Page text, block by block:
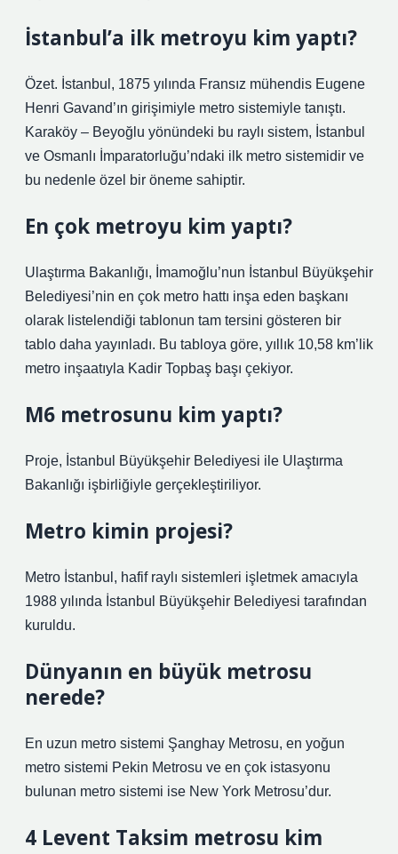
İstanbul’a ilk metroyu kim yaptı?
Özet. İstanbul, 1875 yılında Fransız mühendis Eugene
Henri Gavand’ın girişimiyle metro sistemiyle tanıştı.
Karaköy – Beyoğlu yönündeki bu raylı sistem, İstanbul
ve Osmanlı İmparatorluğu’ndaki ilk metro sistemidir ve
bu nedenle özel bir öneme sahiptir.
En çok metroyu kim yaptı?
Ulaştırma Bakanlığı, İmamoğlu’nun İstanbul Büyükşehir
Belediyesi’nin en çok metro hattı inşa eden başkanı
olarak listelendiği tablonun tam tersini gösteren bir
tablo daha yayınladı. Bu tabloya göre, yıllık 10,58 km’lik
metro inşaatıyla Kadir Topbaş başı çekiyor.
M6 metrosunu kim yaptı?
Proje, İstanbul Büyükşehir Belediyesi ile Ulaştırma
Bakanlığı işbirliğiyle gerçekleştiriliyor.
Metro kimin projesi?
Metro İstanbul, hafif raylı sistemleri işletmek amacıyla
1988 yılında İstanbul Büyükşehir Belediyesi tarafından
kuruldu.
Dünyanın en büyük metrosu
nerede?
En uzun metro sistemi Şanghay Metrosu, en yoğun
metro sistemi Pekin Metrosu ve en çok istasyonu
bulunan metro sistemi ise New York Metrosu’dur.
4 Levent Taksim metrosu kim